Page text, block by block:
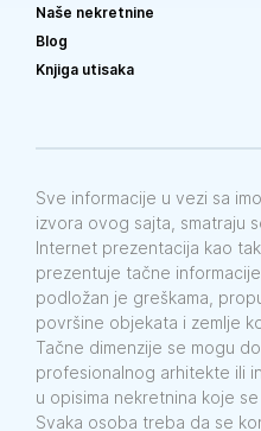
Naše nekretnine
Blog
Knjiga utisaka
Sve informacije u vezi sa
izvora ovog sajta, smatraju
Internet prezentacija kao
prezentuje tačne
podložan je greškama,
površine objekata i zemlje
Tačne dimenzije se mogu
profesionalnog arhitekte ili
u opisima nekretnina koje
Svaka osoba treba da se